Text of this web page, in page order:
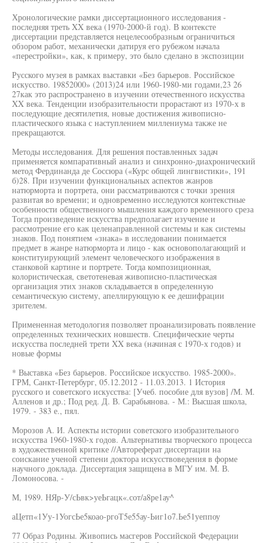
Хронологические рамки диссертационного исследования -
последняя треть XX века (1970-2000-й год). В контексте
диссертации представляется нецелесообразным ограничиться
обзором работ, механически датируя его рубежом начала
«перестройки», как, к примеру, это было сделано в экспозиции
Русского музея в рамках выставки «Без барьеров. Российское
искусство. 19852000» (2013)24 или 1960-1980-ми годами,23 26
27как это распространено в изучении отечественного искусства
XX века. Тенденции изобразительности прорастают из 1970-х в
последующие десятилетия, новые достижения живописно-
пластического языка с наступлением миллениума также не
прекращаются.
Методы исследования. Для решения поставленных задач
применяется компаративный анализ и синхронно-диахронический
метод Фердинанда де Соссюра («Курс общей лингвистики», 191
б)28. При изучении функциональных аспектов жанров
натюрморта и портрета, они рассматриваются с точки зрения
развитая во времени; и одновременно исследуются контекстные
особенности общественного мышления каждого временного среза
Тогда произведение искусства предполагает изучение и
рассмотрение его как целенаправленной системы и как системы
знаков. Под понятием «знака» в исследовании понимается
предмет в жанре натюрморта и лицо - как основополагающий и
конституирующий элемент человеческого изображения в
станковой картине и портрете. Тогда композиционная,
колористическая, светотеневая живописно-пластическая
организация этих знаков складывается в определенную
семантическую систему, апеллирующую к ее дешифрации
зрителем.
Примененная методология позволяет проанализировать появление
определенных технических новшеств. Специфические черты
искусства последней трети XX века (начиная с 1970-х годов) и
новые формы
* Выставка «Без барьеров. Российское искусство. 1985-2000».
ГРМ, Санкт-Петербург, 05.12.2012 - 11.03.2013. 1 История
русского и советского искусства: [Учеб. пособие для вузов] /М. М.
Алленов и др.; Под ред. Д. В. Сарабьянова. - М.: Высшая школа,
1979. - 383 е., пял.
Морозов А. И. Аспекты истории советского изобразительного
искусства 1960-1980-х годов. Альтернативы творческого процесса
в художественной критике //Автореферат диссертации на
соискание ученой степени доктора искусствоведения в форме
научного доклада. Диссертация защищена в МГУ им. М. В.
Ломоносова. -
М, 1989. НЯр-У/сЬвк>уеЬгацк«.сот/а8ре1ау^
аЦетп«1Уу-1УогсЬе5коао-ргоТ5е55ау-Ьиг1о7.Ье51уеппоу
77 Образ Родины. Живопись масгеров Российской Федерации